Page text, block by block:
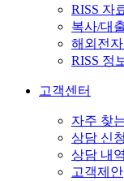
RISS 자
복사/대
해외전
RISS 정
고객센터
자주 찾
상담 신청
상담 내
고객제안